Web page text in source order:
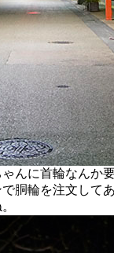
んに首輪なんか
胴輪を注文して